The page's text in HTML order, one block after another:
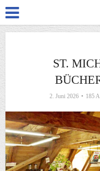
ST.
2. Juni 2026 185